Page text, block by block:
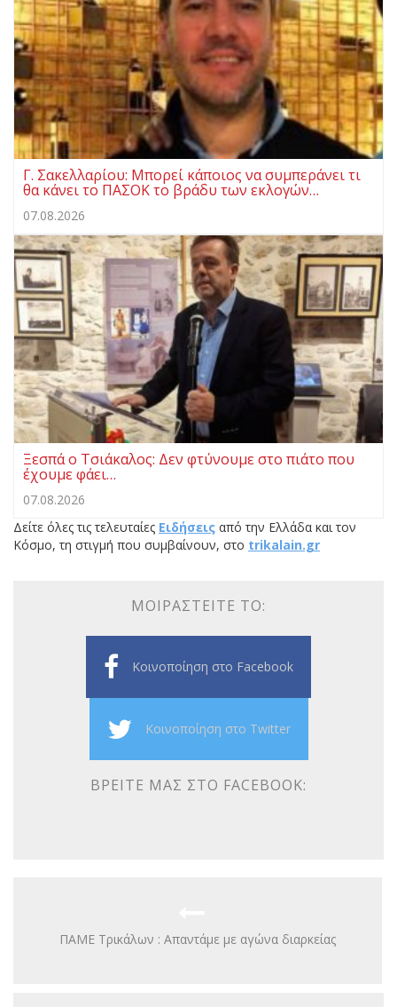
Γ. Σακελλαρίου: Μπορεί κάποιος να συμπεράνει τι
θα κάνει το ΠΑΣΟΚ το βράδυ των εκλογών…
07.08.2026
Ξεσπά ο Τσιάκαλος: Δεν φτύνουμε στο πιάτο που
έχουμε φάει…
07.08.2026
Δείτε όλες τις τελευταίες Ειδήσεις από την Ελλάδα και τον
Κόσμο, τη στιγμή που συμβαίνουν, στο trikalain.gr
ΜΟΙΡΑΣΤΕΊΤΕ ΤΟ:
Κοινοποίηση στο Facebook
Κοινοποίηση στο Twitter
ΒΡΕΊΤΕ ΜΑΣ ΣΤΟ FACEBOOK:
ΠΑΜΕ Τρικάλων : Απαντάμε με αγώνα διαρκείας